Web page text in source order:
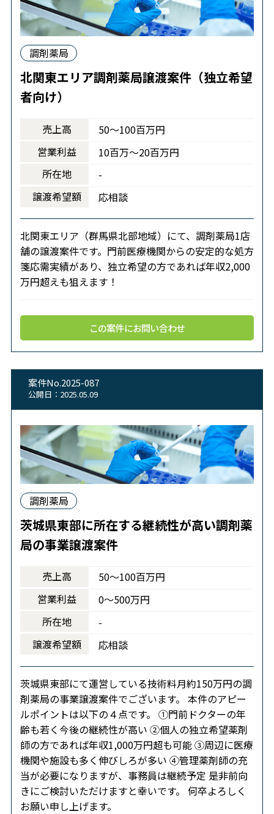
調剤薬局
北関東エリア調剤薬局譲渡案件（独立希望
者向け）
売上高
50～100百万円
営業利益
10百万～20百万円
所在地
-
譲渡希望額
応相談
北関東エリア（群馬県北部地域）にて、調剤薬局1店
舗の譲渡案件です。門前医療機関からの安定的な処方
箋応需実績があり、独立希望の方であれば年収2,000
万円超えも狙えます！
この案件にお問い合わせ
案件No.2025-087
公開日：2025.05.09
調剤薬局
茨城県東部に所在する継続性が高い調剤薬
局の事業譲渡案件
売上高
50～100百万円
営業利益
0～500万円
所在地
-
譲渡希望額
応相談
茨城県東部にて運営している技術料月約150万円の調
剤薬局の事業譲渡案件でございます。 本件のアピー
ルポイントは以下の４点です。 ①門前ドクターの年
齢も若く今後の継続性が高い ②個人の独立希望薬剤
師の方であれば年収1,000万円超も可能 ③周辺に医療
機関や施設も多く伸びしろが多い ④管理薬剤師の充
当が必要になりますが、事務員は継続予定 是非前向
きにご検討いただけますと幸いです。 何卒よろしく
お願い申し上げます。